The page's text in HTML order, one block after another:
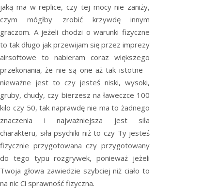
jaką ma w replice, czy tej mocy nie zaniży,
czym mógłby zrobić krzywdę innym
graczom. A jeżeli chodzi o warunki fizyczne
to tak długo jak przewijam się przez imprezy
airsoftowe to nabieram coraz większego
przekonania, że nie są one aż tak istotne –
nieważne jest to czy jesteś niski, wysoki,
gruby, chudy, czy bierzesz na ławeczce 100
kilo czy 50, tak naprawdę nie ma to żadnego
znaczenia i najważniejsza jest siła
charakteru, siła psychiki niż to czy Ty jesteś
fizycznie przygotowana czy przygotowany
do tego typu rozgrywek, ponieważ jeżeli
Twoja głowa zawiedzie szybciej niż ciało to
na nic Ci sprawność fizyczna.